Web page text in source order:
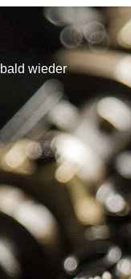
wieder